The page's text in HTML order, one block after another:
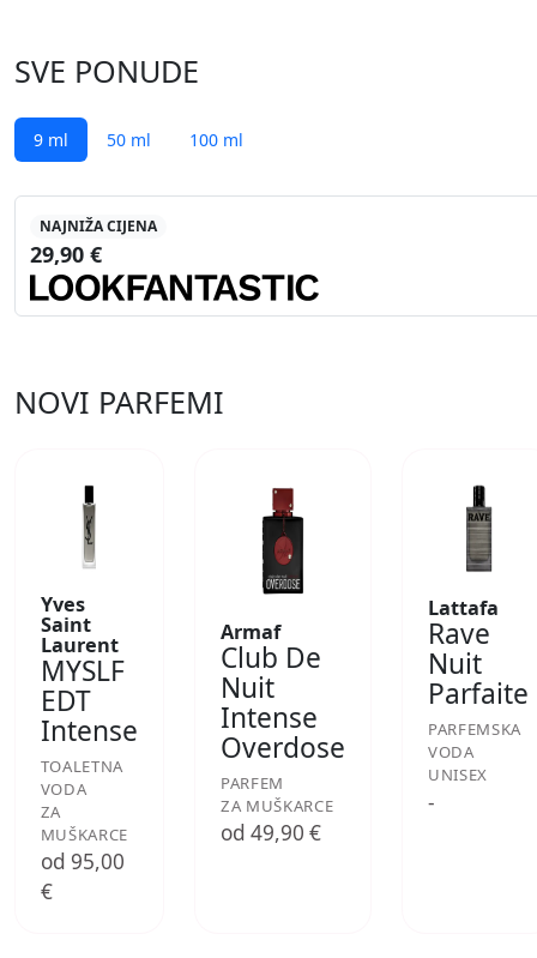
SVE PONUDE
9 ml 50 ml 100 ml
NAJNIŽA CIJENA
29,90 €
NOVI PARFEMI
Yves
Saint
Laurent
MYSLF
EDT
Intense
TOALETNA
VODA
ZA
MUŠKARCE
od 95,00
€
Armaf
Club De
Nuit
Intense
Overdose
PARFEM
ZA MUŠKARCE
od 49,90 €
Lattafa
Rave
Nuit
Parfaite
PARFEMSKA
VODA
UNISEX
-